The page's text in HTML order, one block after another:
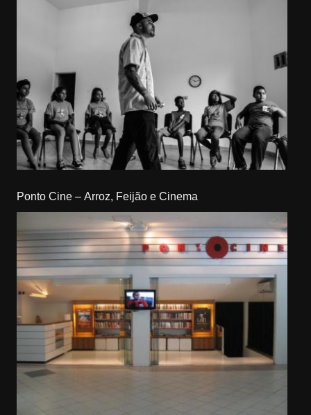
Ponto Cine – Arroz, Feijão e Cinema